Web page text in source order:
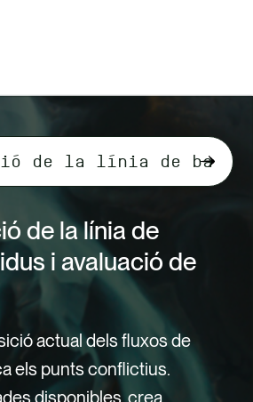
de la línia de
i avaluació de
actual dels fluxos de
els punts conflictius.
disponibles, crea